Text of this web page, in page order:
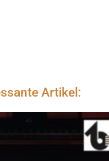
Artikel: